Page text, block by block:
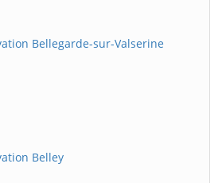
Bellegarde-sur-Valserine
Belley